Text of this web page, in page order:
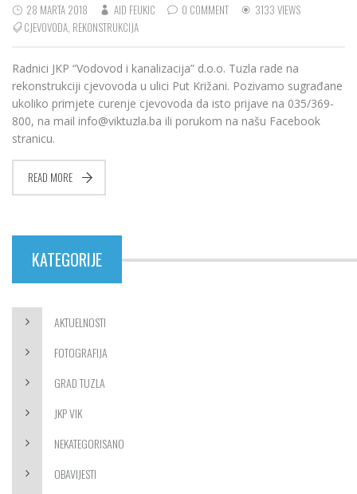
28 MARTA 2018 AID FEUKIC 0 COMMENT
3133 VIEWS
CJEVOVODA REKONSTRUKCIJA
Radnici JKP “Vodovod i kanalizacija” d.o.o. Tuzla rade na
rekonstrukciji cjevovoda u ulici Put Križani. Pozivamo sugrađane
ukoliko primjete curenje cjevovoda da isto prijave na 035/369-
800, na mail info@viktuzla.ba ili porukom na našu Facebook
stranicu.
READ MORE
KATEGORIJE
AKTUELNOSTI
FOTOGRAFIJA
GRAD TUZLA
JKP VIK
NEKATEGORISANO
OBAVIJESTI